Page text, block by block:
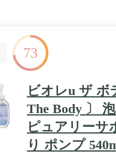
73
ビオレu ザ ボ
The Body 〕
ピュアリーサ
り ポンプ